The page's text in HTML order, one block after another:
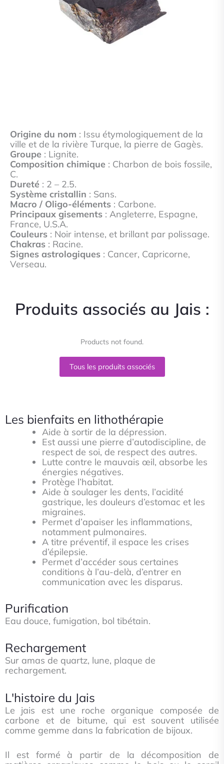
Origine du nom : Issu étymologiquement de la
ville et de la rivière Turque, la pierre de Gagès.
Groupe : Lignite.
Composition chimique : Charbon de bois fossile,
C.
Dureté : 2 – 2.5.
Système cristallin : Sans.
Macro / Oligo-éléments : Carbone.
Principaux gisements : Angleterre, Espagne,
France, U.S.A.
Couleurs : Noir intense, et brillant par polissage.
Chakras : Racine.
Signes astrologiques : Cancer, Capricorne,
Verseau.
Produits associés au Jais :
Products not found.
Tous les produits associés
Les bienfaits en lithothérapie
Aide à sortir de la dépression.
Est aussi une pierre d’autodiscipline, de
respect de soi, de respect des autres.
Lutte contre le mauvais œil, absorbe les
énergies négatives.
Protège l’habitat.
Aide à soulager les dents, l’acidité
gastrique, les douleurs d’estomac et les
migraines.
Permet d’apaiser les inflammations,
notamment pulmonaires.
A titre préventif, il espace les crises
d’épilepsie.
Permet d’accéder sous certaines
conditions à l’au-delà, d’entrer en
communication avec les disparus.
Purification
Eau douce, fumigation, bol tibétain.
Rechargement
Sur amas de quartz, lune, plaque de
rechargement.
L'histoire du Jais
Le jais est une roche organique composée de
carbone et de bitume, qui est souvent utilisée
comme gemme dans la fabrication de bijoux.
Il est formé à partir de la décomposition de